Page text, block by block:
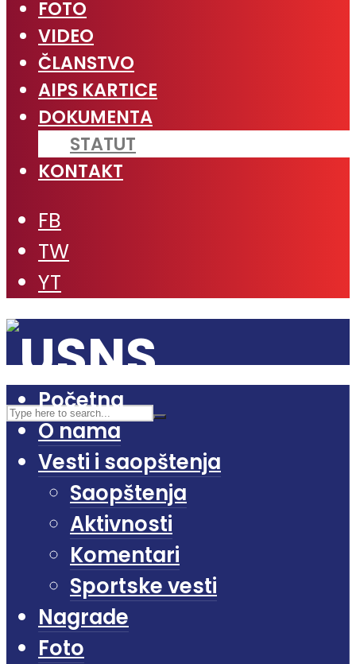
FOTO
VIDEO
ČLANSTVO
AIPS KARTICE
DOKUMENTA
STATUT
KONTAKT
FB
TW
YT
Početna
O nama
Vesti i saopštenja
Saopštenja
Aktivnosti
Komentari
Sportske vesti
Nagrade
Foto